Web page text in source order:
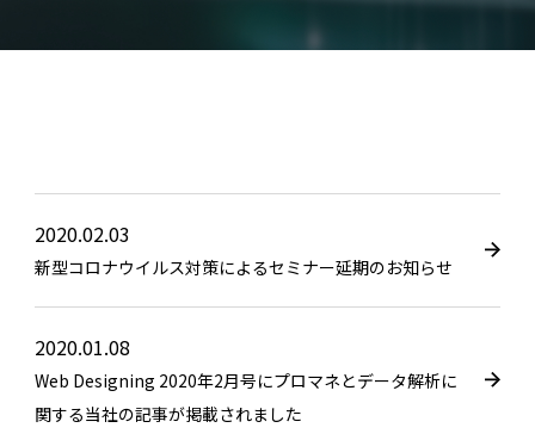
2020.02.03
新型コロナウイルス対策によるセミナー延期のお知らせ
2020.01.08
Web Designing 2020年2月号にプロマネとデータ解析に
関する当社の記事が掲載されました